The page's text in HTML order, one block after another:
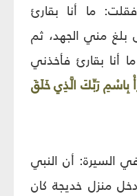
ما أنا بقارئ‏
بلغ مني الجهد، ثم
أنا بقارئ‏ فأخذني
بِاسْمِ رَبِّكَ الَّذِي خَلَقَ
أن النبي
منزل خديجة كان